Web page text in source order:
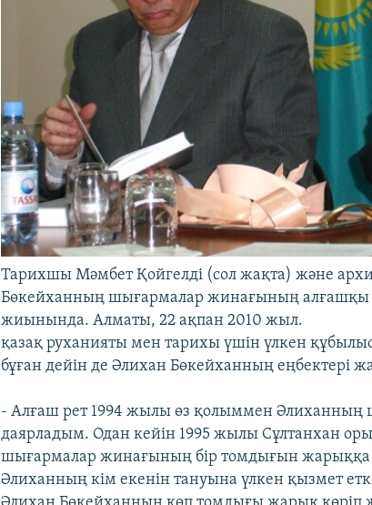
Тарихшы Мәмбет Қойгелді (сол жақта) және
Бөкейханның шығармалар жинағының алғашқы
жиынында. Алматы, 22 ақпан 2010 жыл.
қазақ руханияты мен тарихы үшін үлкен
бұған дейін де Әлихан Бөкейханның еңбектері
- Алғаш рет 1994 жылы өз қолыммен
даярладым. Одан кейін 1995 жылы Сұлтанхан
шығармалар жинағының бір томдығын жарыққа
Әлиханның кім екенін тануына үлкен қызмет